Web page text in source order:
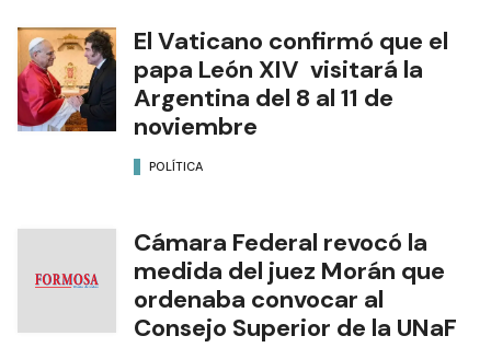
El Vaticano confirmó que el
papa León XIV visitará la
Argentina del 8 al 11 de
noviembre
POLÍTICA
Cámara Federal revocó la
medida del juez Morán que
ordenaba convocar al
Consejo Superior de la UNaF